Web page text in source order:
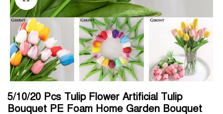
5/10/20 Pcs Tulip Flower Artificial Tulip
Bouquet PE Foam Home Garden Bouquet